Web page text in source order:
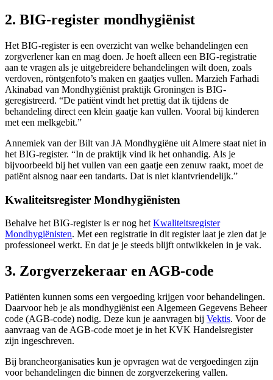
2. BIG-register mondhygiënist
Het BIG-register is een overzicht van welke behandelingen een
zorgverlener kan en mag doen. Je hoeft alleen een BIG-registratie
aan te vragen als je uitgebreidere behandelingen wilt doen, zoals
verdoven, röntgenfoto’s maken en gaatjes vullen. Marzieh Farhadi
Akinabad van Mondhygiënist praktijk Groningen is BIG-
geregistreerd. “De patiënt vindt het prettig dat ik tijdens de
behandeling direct een klein gaatje kan vullen. Vooral bij kinderen
met een melkgebit.”
Annemiek van der Bilt van JA Mondhygiëne uit Almere staat niet in
het BIG-register. “In de praktijk vind ik het onhandig. Als je
bijvoorbeeld bij het vullen van een gaatje een zenuw raakt, moet de
patiënt alsnog naar een tandarts. Dat is niet klantvriendelijk.”
Kwaliteitsregister Mondhygiënisten
Behalve het BIG-register is er nog het Kwaliteitsregister
Mondhygiënisten. Met een registratie in dit register laat je zien dat je
professioneel werkt. En dat je je steeds blijft ontwikkelen in je vak.
3. Zorgverzekeraar en AGB-code
Patiënten kunnen soms een vergoeding krijgen voor behandelingen.
Daarvoor heb je als mondhygiënist een Algemeen Gegevens Beheer
code (AGB-code) nodig. Deze kun je aanvragen bij Vektis. Voor de
aanvraag van de AGB-code moet je in het KVK Handelsregister
zijn ingeschreven.
Bij brancheorganisaties kun je opvragen wat de vergoedingen zijn
voor behandelingen die binnen de zorgverzekering vallen.